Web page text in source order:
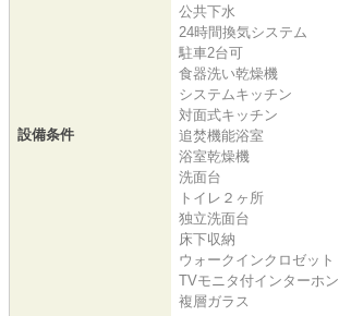
設備条件
公共下水
24時間換気システム
駐車2台可
食器洗い乾燥機
システムキッチン
対面式キッチン
追焚機能浴室
浴室乾燥機
洗面台
トイレ２ヶ所
独立洗面台
床下収納
ウォークインクロゼット
TVモニタ付インターホン
複層ガラス